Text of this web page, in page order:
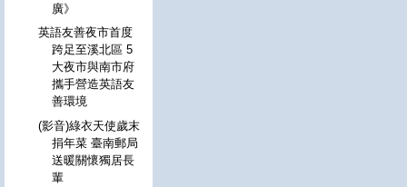
廣》
英語友善夜市首度
跨足至溪北區 5
大夜市與南市府
攜手營造英語友
善環境
(影音)綠衣天使歲末
捐年菜 臺南郵局
送暖關懷獨居長
輩